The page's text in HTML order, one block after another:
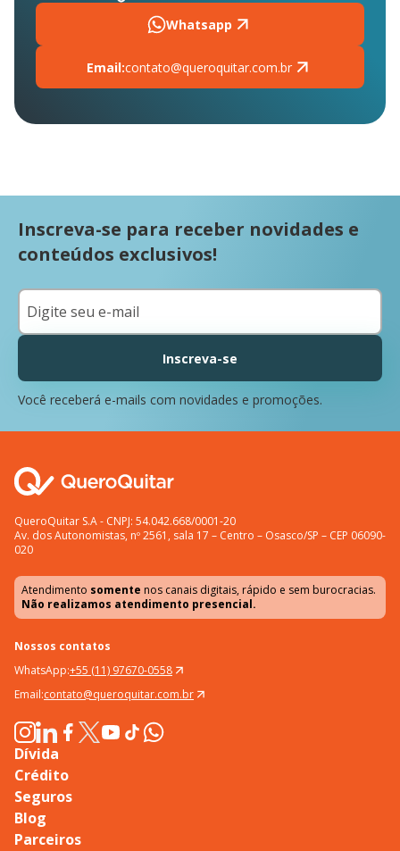
Whatsapp
Email:contato@queroquitar.com.br
Inscreva-se para receber novidades e
conteúdos exclusivos!
Inscreva-se
Você receberá e-mails com novidades e promoções.
QueroQuitar S.A - CNPJ: 54.042.668/0001-20
Av. dos Autonomistas, nº 2561, sala 17 – Centro – Osasco/SP – CEP 06090-
020
Atendimento somente nos canais digitais, rápido e sem burocracias.
Não realizamos atendimento presencial.
Nossos contatos
WhatsApp:+55 (11) 97670-0558
Email:contato@queroquitar.com.br
Dívida
Crédito
Seguros
Blog
Parceiros